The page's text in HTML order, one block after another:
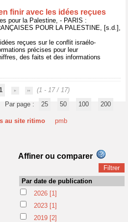
finir avec les idées reçues
pour la Palestine, - PARIS :
POUR LA PALESTINE, [s.d.],
reçues sur le conflit israélo-
précises pour leur
des faits et des informations
(1 - 17 / 17)
Par page :
25 50 100 200
au site ritimo pmb
Affiner ou comparer
Par date de publication
2026 [1]
2023 [1]
2019 [2]